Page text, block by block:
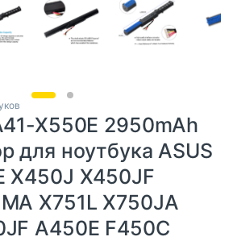
X550E 2950mAh
для ноутбука ASUS
X450J X450JF
X751L X750JA
A450E F450C